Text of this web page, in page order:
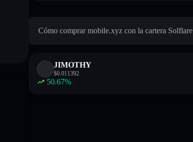
Cómo comprar mobile.xyz con la cartera Solflare
JIMOTHY
$0.011392
50.67%